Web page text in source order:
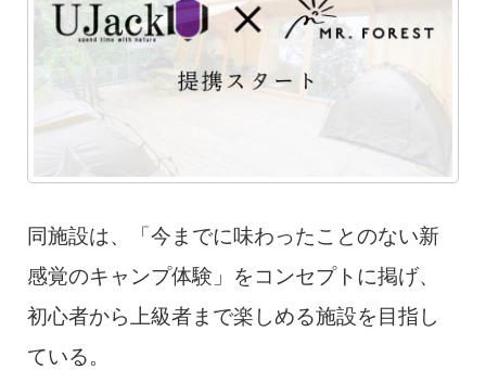
同施設は、「今までに味わったことのない新
感覚のキャンプ体験」をコンセプトに掲げ、
初心者から上級者まで楽しめる施設を目指し
ている。